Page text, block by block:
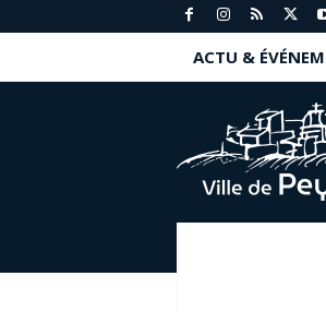
ACTU &
n